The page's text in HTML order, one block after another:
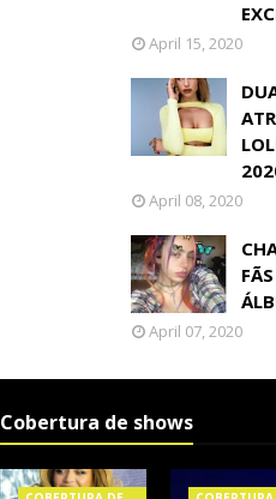
April 15, 2020
April 08, 2020
April 07, 2020
Cobertura de shows